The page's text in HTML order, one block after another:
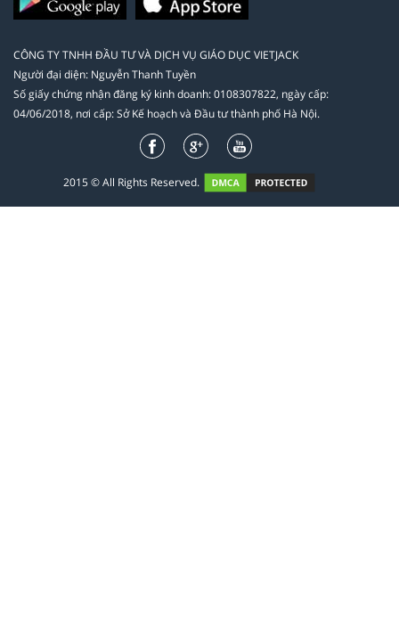
CÔNG TY TNHH ĐẦU TƯ VÀ DỊCH VỤ GIÁO DỤC VIETJACK
Người đại diện: Nguyễn Thanh Tuyền
Số giấy chứng nhận đăng ký kinh doanh: 0108307822, ngày cấp:
04/06/2018, nơi cấp: Sở Kế hoạch và Đầu tư thành phố Hà Nội.
2015 © All Rights Reserved.